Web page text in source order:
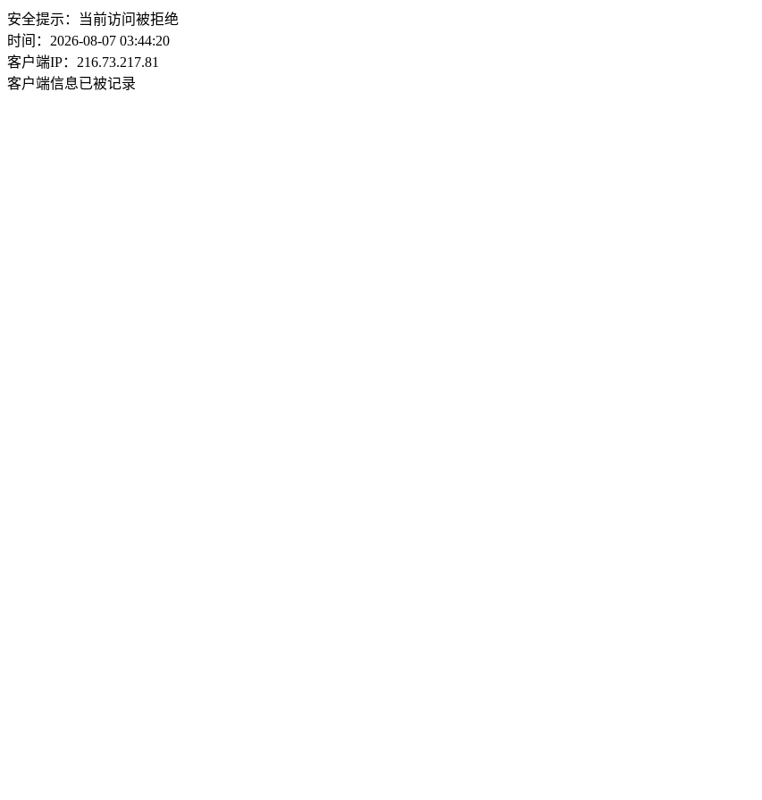
安全提示：当前访问被拒绝
时间：2026-08-07 03:44:20
客户端IP：216.73.217.81
客户端信息已被记录